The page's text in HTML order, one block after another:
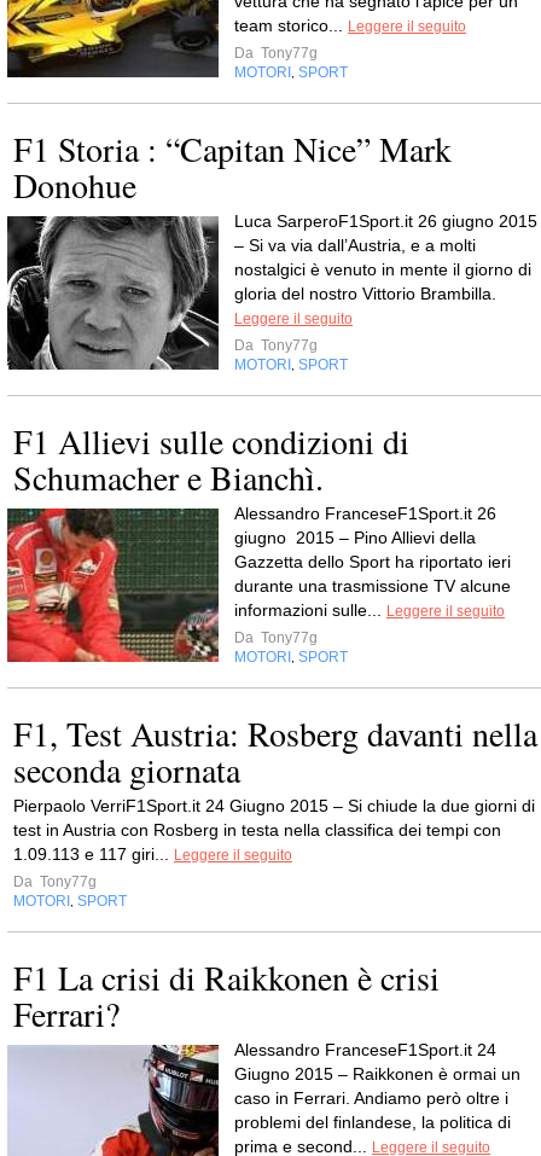
team storico...
Leggere il seguito
Da Tony77g
MOTORI
SPORT
F1 Storia : “Capitan Nice” Mark
Donohue
Luca SarperoF1Sport.it 26 giugno 2015
– Si va via dall’Austria, e a molti
nostalgici è venuto in mente il giorno di
gloria del nostro Vittorio Brambilla.
Leggere il seguito
Da Tony77g
MOTORI
SPORT
F1 Allievi sulle condizioni di
Schumacher e Bianchì.
Alessandro FranceseF1Sport.it 26
giugno 2015 – Pino Allievi della
Gazzetta dello Sport ha riportato ieri
durante una trasmissione TV alcune
informazioni sulle...
Leggere il seguito
Da Tony77g
MOTORI
SPORT
F1, Test Austria: Rosberg davanti nella
seconda giornata
Pierpaolo VerriF1Sport.it 24 Giugno 2015 – Si chiude la due giorni di
test in Austria con Rosberg in testa nella classifica dei tempi con
1.09.113 e 117 giri...
Leggere il seguito
Da Tony77g
MOTORI
SPORT
F1 La crisi di Raikkonen è crisi
Ferrari?
Alessandro FranceseF1Sport.it 24
Giugno 2015 – Raikkonen è ormai un
caso in Ferrari. Andiamo però oltre i
problemi del finlandese, la politica di
prima e second...
Leggere il seguito